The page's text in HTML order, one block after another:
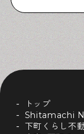
トップ
Shitamachi
下町くらし不